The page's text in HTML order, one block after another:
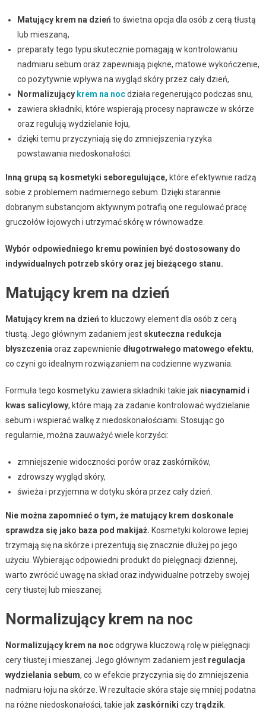
Matujący krem na dzień to świetna opcja dla osób z cerą tłustą
lub mieszaną,
preparaty tego typu skutecznie pomagają w kontrolowaniu
nadmiaru sebum oraz zapewniają piękne, matowe wykończenie,
co pozytywnie wpływa na wygląd skóry przez cały dzień,
Normalizujący krem na nocdziała regenerująco podczas snu,
zawiera składniki, które wspierają procesy naprawcze w skórze
oraz regulują wydzielanie łoju,
dzięki temu przyczyniają się do zmniejszenia ryzyka
powstawania niedoskonałości.
Inną grupą są kosmetyki seboregulujące, które efektywnie radzą
sobie z problemem nadmiernego sebum. Dzięki starannie
dobranym substancjom aktywnym potrafią one regulować pracę
gruczołów łojowych i utrzymać skórę w równowadze.
Wybór odpowiedniego kremu powinien być dostosowany do
indywidualnych potrzeb skóry oraz jej bieżącego stanu.
Matujący krem na dzień
Matujący krem na dzień to kluczowy element dla osób z cerą
tłustą. Jego głównym zadaniem jest skuteczna redukcja
błyszczenia oraz zapewnienie długotrwałego matowego efektu,
co czyni go idealnym rozwiązaniem na codzienne wyzwania.
Formuła tego kosmetyku zawiera składniki takie jak niacynamid i
kwas salicylowy, które mają za zadanie kontrolować wydzielanie
sebum i wspierać walkę z niedoskonałościami. Stosując go
regularnie, można zauważyć wiele korzyści:
zmniejszenie widoczności porów oraz zaskórników,
zdrowszy wygląd skóry,
świeża i przyjemna w dotyku skóra przez cały dzień.
Nie można zapomnieć o tym, że matujący krem doskonale
sprawdza się jako baza pod makijaż. Kosmetyki kolorowe lepiej
trzymają się na skórze i prezentują się znacznie dłużej po jego
użyciu. Wybierając odpowiedni produkt do pielęgnacji dziennej,
warto zwrócić uwagę na skład oraz indywidualne potrzeby swojej
cery tłustej lub mieszanej.
Normalizujący krem na noc
Normalizujący krem na nocodgrywa kluczową rolę w pielęgnacji
cery tłustej i mieszanej. Jego głównym zadaniem jest regulacja
wydzielania sebum, co w efekcie przyczynia się do zmniejszenia
nadmiaru łoju na skórze. W rezultacie skóra staje się mniej podatna
na różne niedoskonałości, takie jak zaskórniki czytrądzik.